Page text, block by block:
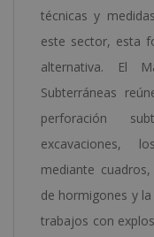
técnicas y
este sector, esta
alternativa. El
Subterráneas
perforación
excavaciones,
mediante
de hormigones y
trabajos con